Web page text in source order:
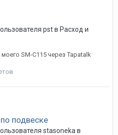
pstв Расход и
SM-C115 через Tapatalk
подвеске
stasoneka в